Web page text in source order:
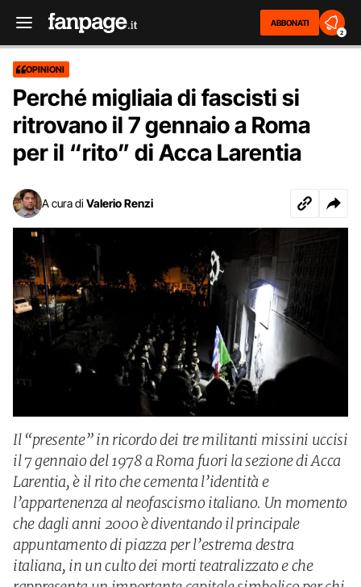
ABBONATI
2
OPINIONI
Perché migliaia di fascisti si
ritrovano il 7 gennaio a Roma
per il “rito” di Acca Larentia
A cura di Valerio Renzi
Il “presente” in ricordo dei tre militanti missini uccisi
il 7 gennaio del 1978 a Roma fuori la sezione di Acca
Larentia, è il rito che cementa l’identità e
l’appartenenza al neofascismo italiano. Un momento
che dagli anni 2000 è diventando il principale
appuntamento di piazza per l’estrema destra
italiana, in un culto dei morti teatralizzato e che